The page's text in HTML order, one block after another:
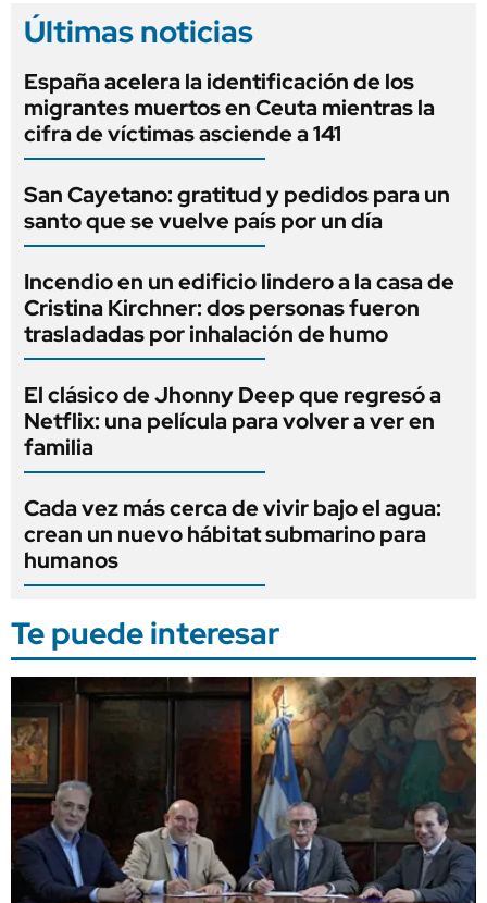
Últimas noticias
España acelera la identificación de los
migrantes muertos en Ceuta mientras la
cifra de víctimas asciende a 141
San Cayetano: gratitud y pedidos para un
santo que se vuelve país por un día
Incendio en un edificio lindero a la casa de
Cristina Kirchner: dos personas fueron
trasladadas por inhalación de humo
El clásico de Jhonny Deep que regresó a
Netflix: una película para volver a ver en
familia
Cada vez más cerca de vivir bajo el agua:
crean un nuevo hábitat submarino para
humanos
Te puede interesar